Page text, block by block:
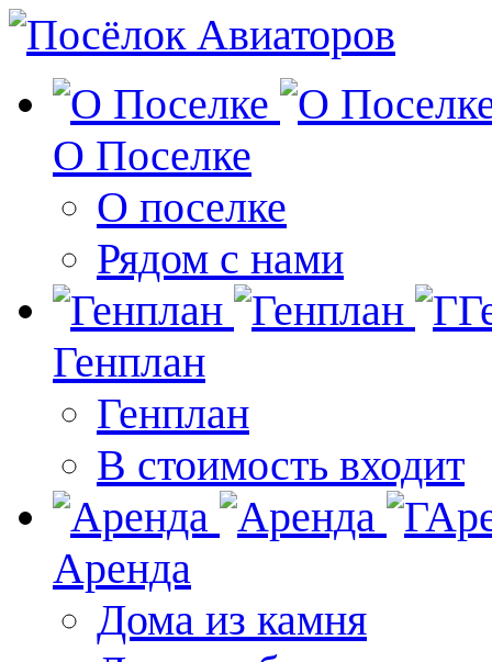
О Поселке
О поселке
Рядом с нами
Генплан
Генплан
В стоимость входит
Аренда
Дома из камня